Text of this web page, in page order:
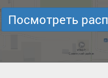
Посмотреть